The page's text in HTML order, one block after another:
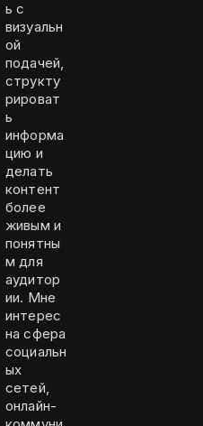
ь с
визуальн
ой
подачей,
структу
рироват
ь
информа
цию и
делать
контент
более
живым и
понятны
м для
аудитор
ии. Мне
интерес
на сфера
социальн
ых
сетей,
онлайн-